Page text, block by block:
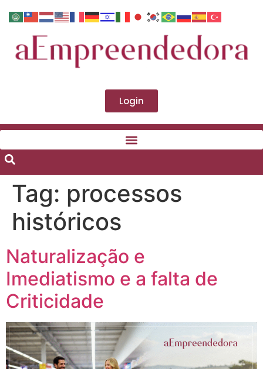
Login
Tag: processos
históricos
Naturalização e
Imediatismo e a falta de
Criticidade